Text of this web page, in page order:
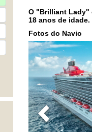
O "Brilliant Lady"
18 anos de idade.
Fotos do Navio
Previous